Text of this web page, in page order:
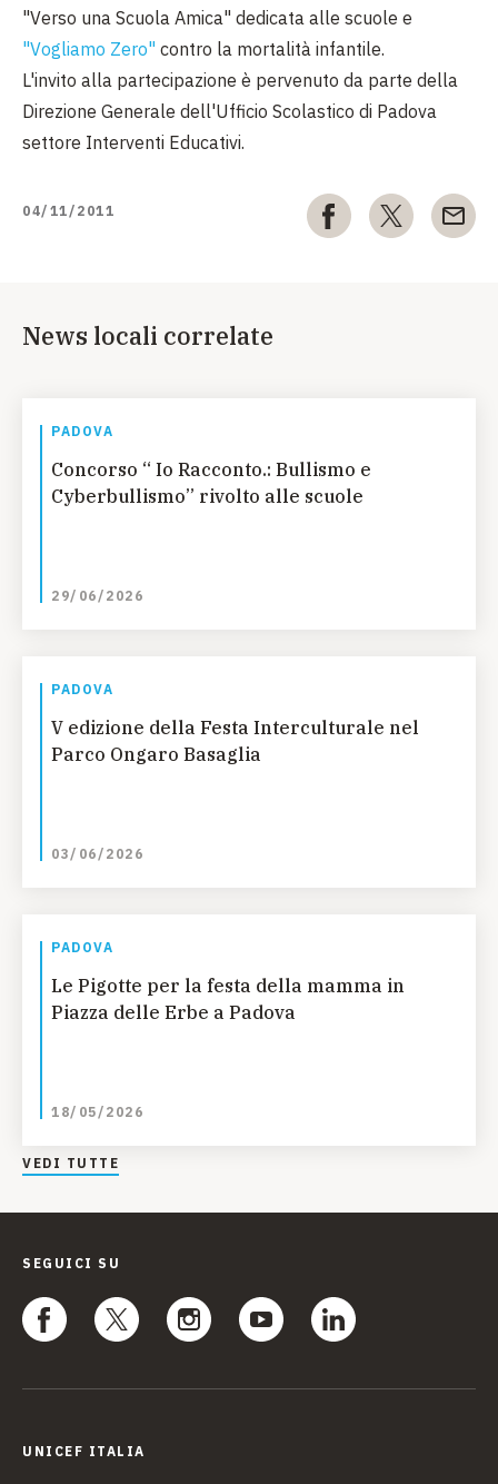
"Verso una Scuola Amica" dedicata alle scuole e
"Vogliamo Zero" contro la mortalità infantile.
L'invito alla partecipazione è pervenuto da parte della
Direzione Generale dell'Ufficio Scolastico di Padova
settore Interventi Educativi.
04/11/2011
News locali correlate
PADOVA
Concorso “ Io Racconto.: Bullismo e
Cyberbullismo” rivolto alle scuole
29/06/2026
PADOVA
V edizione della Festa Interculturale nel
Parco Ongaro Basaglia
03/06/2026
PADOVA
Le Pigotte per la festa della mamma in
Piazza delle Erbe a Padova
18/05/2026
VEDI TUTTE
SEGUICI SU
UNICEF ITALIA